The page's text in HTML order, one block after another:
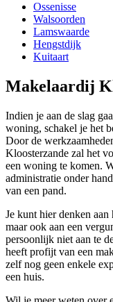
Ossenisse
Walsoorden
Lamswaarde
Hengstdijk
Kuitaart
Makelaardij
Indien je aan de slag
woning, schakel je het
Door de
Kloosterzande zal het
een woning te komen.
administratie onder
van een pand.
Je kunt hier denken
maar ook aan een
persoonlijk niet aan te
heeft profijt van een
zelf nog geen enkele
een huis.